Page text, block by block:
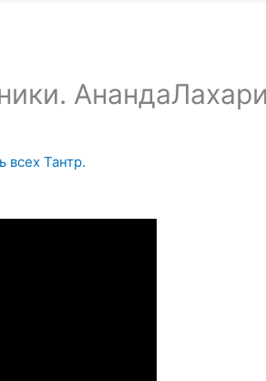
всех Тантр.